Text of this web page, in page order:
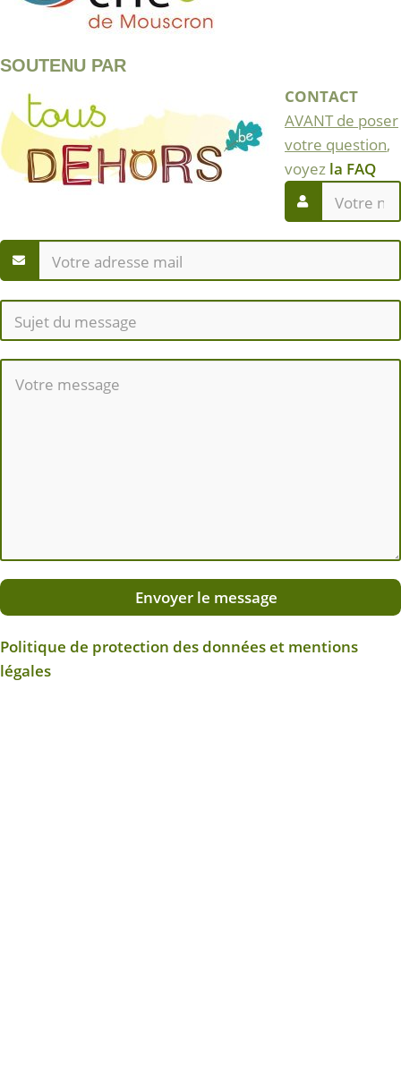
SOUTENU PAR
CONTACT
AVANT de poser
votre question,
voyez la FAQ
Envoyer le message
Politique de protection des données et mentions
légales